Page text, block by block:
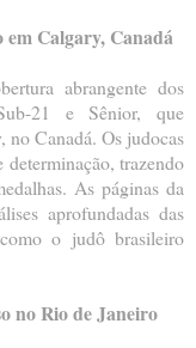
Calgary, Canadá
abrangente dos
21 e Sênior, que
no Canadá. Os judocas
trazendo
As páginas da
aprofundadas das
o judô brasileiro
no Rio de Janeiro